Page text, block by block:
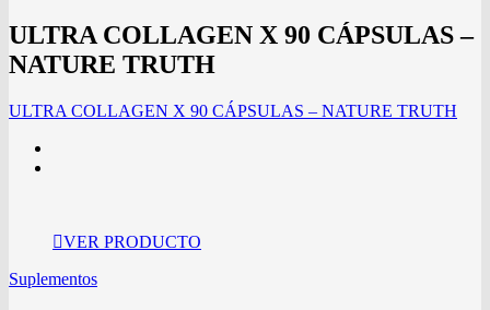
ULTRA COLLAGEN X 90 CÁPSULAS –
NATURE TRUTH
ULTRA COLLAGEN X 90 CÁPSULAS – NATURE TRUTH
VER PRODUCTO
Suplementos